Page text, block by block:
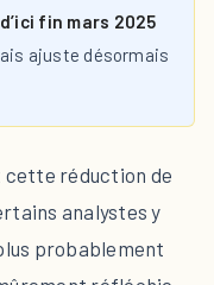
fin mars 2025
ajuste désormais
réduction de
analystes y
probablement